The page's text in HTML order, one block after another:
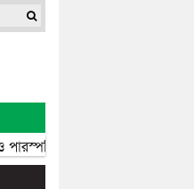
সৌহার্দ্য বৃদ্ধি করে: এমপি